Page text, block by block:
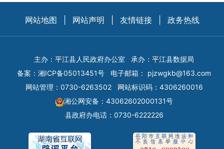
网站地图 网站声明 友情链接 政务热线
主办：平江县人民政府办公室
承办：平江县数据局
备案： 湘ICP备05013451号 电子邮箱： pjzwgkb@163.com
网站管理：0730-6263502
网站标识码：4306260016
湘公网安备：43062602000131号
县政府办电话：0730-6222226